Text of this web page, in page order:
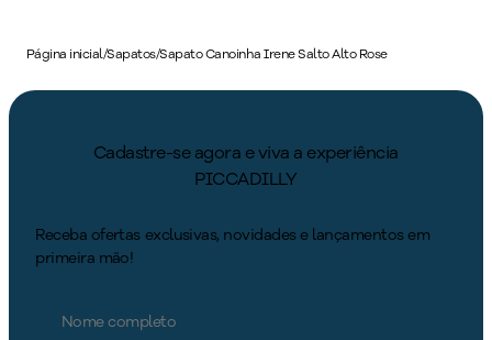
Página inicial/Sapatos/Sapato Canoinha Irene Salto Alto Rose
Cadastre-se agora e viva a experiência
PICCADILLY
Receba ofertas exclusivas, novidades e lançamentos em
primeira mão!